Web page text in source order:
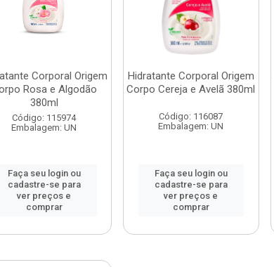
Corporal Origem
Rosa e Algodão
380ml
Código: 115974
Embalagem: UN
Faça seu login ou
cadastre-se para
ver preços e
comprar
Hidratante Corporal Origem
Corpo Cereja e Avelã 380ml
Código: 116087
Embalagem: UN
Faça seu login ou
cadastre-se para
ver preços e
comprar